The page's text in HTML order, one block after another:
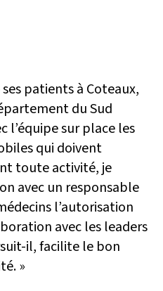
patients à Coteaux,
du Sud
l’équipe sur place les
qui doivent
toute activité, je
avec un responsable
l’autorisation
avec les leaders
il, facilite le bon
»